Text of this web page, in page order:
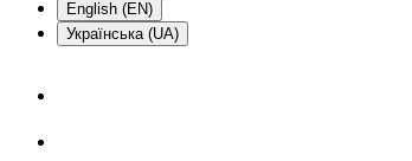
English (EN)
Українська (UA)